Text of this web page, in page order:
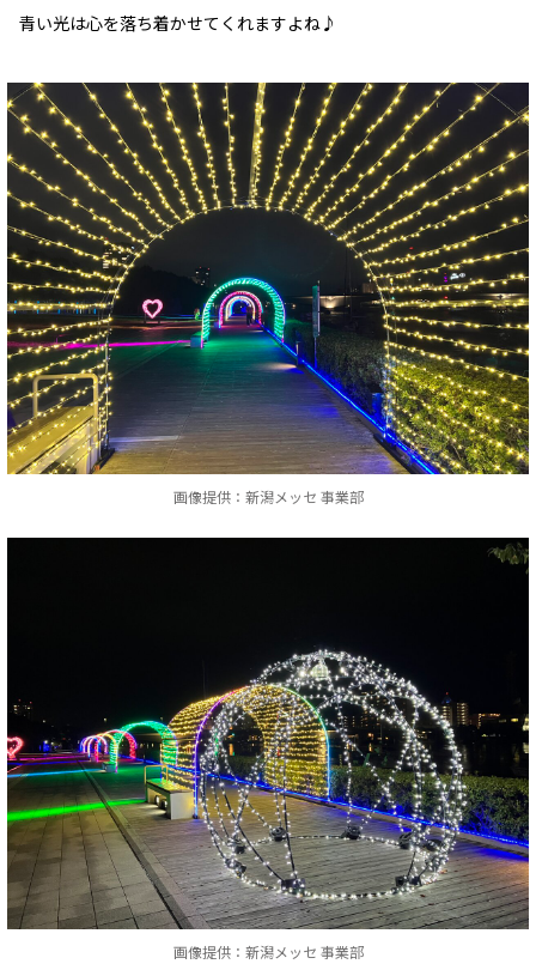
青い光は心を落ち着かせてくれますよね♪
画像提供：新潟メッセ 事業部
画像提供：新潟メッセ 事業部